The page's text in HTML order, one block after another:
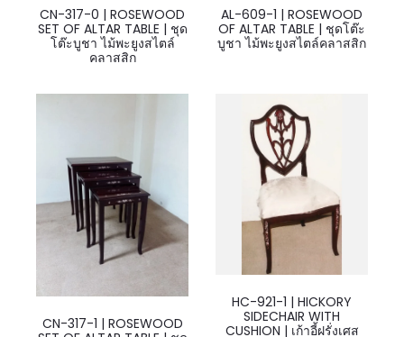
CN-317-0 | ROSEWOOD
SET OF ALTAR TABLE | ชุด
โต๊ะบูชา ไม้พะยูงสไตล์
คลาสสิก
AL-609-1 | ROSEWOOD
OF ALTAR TABLE | ชุดโต๊ะ
บูชา ไม้พะยูงสไตล์คลาสสิก
CN-317-1 | ROSEWOOD
HC-921-1 | HICKORY
SIDECHAIR WITH
CUSHION | เก้าอี้ฝรั่งเศส